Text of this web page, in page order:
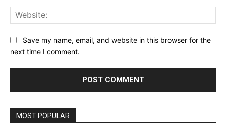
Save my name, email, and website in this browser for the
next time I comment.
MOST POPULAR